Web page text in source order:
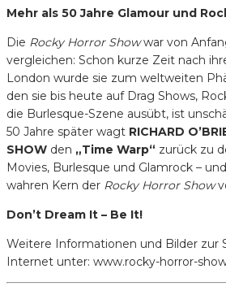
Mehr als 50 Jahre Glamour und
Die Rocky Horror Showwar von
vergleichen: Schon kurze Zeit nach
London wurde sie zum weltweiten
den sie bis heute auf Drag Shows,
die Burlesque-Szene ausübt, ist
50 Jahre später wagt RICHARD
SHOW den „Time Warp“ zurück zu
Movies, Burlesque und Glamrock –
wahren Kern der Rocky Horror Show
Don’t Dream It – Be It!
Weitere Informationen und Bilder zur
Internet unter: www.rocky-horror-